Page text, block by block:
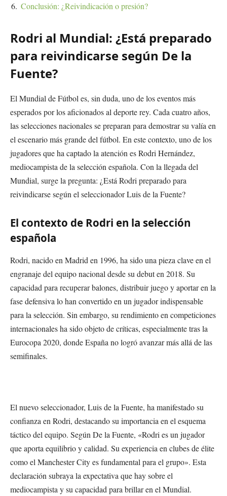
Conclusión: ¿Reivindicación o presión?
Rodri al Mundial: ¿Está preparado
para reivindicarse según De la
Fuente?
El Mundial de Fútbol es, sin duda, uno de los eventos más
esperados por los aficionados al deporte rey. Cada cuatro años,
las selecciones nacionales se preparan para demostrar su valía en
el escenario más grande del fútbol. En este contexto, uno de los
jugadores que ha captado la atención es Rodri Hernández,
mediocampista de la selección española. Con la llegada del
Mundial, surge la pregunta: ¿Está Rodri preparado para
reivindicarse según el seleccionador Luis de la Fuente?
El contexto de Rodri en la selección
española
Rodri, nacido en Madrid en 1996, ha sido una pieza clave en el
engranaje del equipo nacional desde su debut en 2018. Su
capacidad para recuperar balones, distribuir juego y aportar en la
fase defensiva lo han convertido en un jugador indispensable
para la selección. Sin embargo, su rendimiento en competiciones
internacionales ha sido objeto de críticas, especialmente tras la
Eurocopa 2020, donde España no logró avanzar más allá de las
semifinales.
El nuevo seleccionador, Luis de la Fuente, ha manifestado su
confianza en Rodri, destacando su importancia en el esquema
táctico del equipo. Según De la Fuente, «Rodri es un jugador
que aporta equilibrio y calidad. Su experiencia en clubes de élite
como el Manchester City es fundamental para el grupo». Esta
declaración subraya la expectativa que hay sobre el
mediocampista y su capacidad para brillar en el Mundial.